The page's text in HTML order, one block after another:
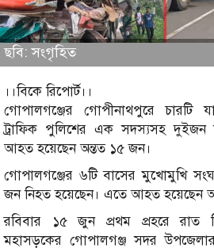
ছবি: সংগৃহিত
।।বিকে রিপোর্ট।।
গোপালগঞ্জের গোপীনাথপুরে চারটি
ট্রাফিক পুলিশের এক সদস্যসহ দুইজন
আহত হয়েছেন অন্তত ১৫ জন।
গোপালগঞ্জের ৬টি বাসের মুখোমুখি
জন নিহত হয়েছেন। এতে আহত হয়েছেন
রবিবার ১৫ জুন প্রথম প্রহরে রাত
মহাসড়কের গোপালগঞ্জ সদর